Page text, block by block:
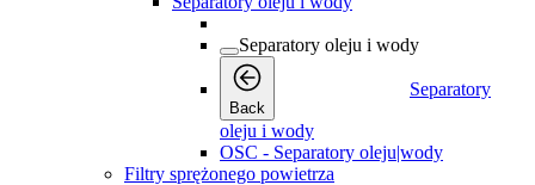
Separatory oleju i wody
Back
Separatory
oleju i wody
OSC - Separatory oleju|wody
Filtry sprężonego powietrza